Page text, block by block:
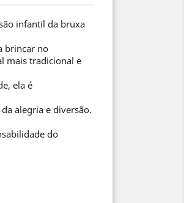
infantil da bruxa
brincar no
mais tradicional e
ela é
alegria e diversão.
do